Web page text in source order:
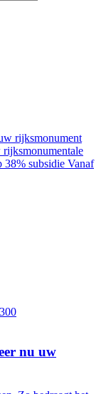
rijksmonument
subsidie Vanaf
nu uw